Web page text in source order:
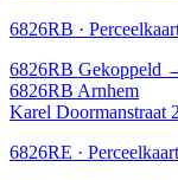
6826RB ·
6826RB Gekoppeld
6826RB Arnhem
Karel Doormanstraat
6826RE · Perceelkaart